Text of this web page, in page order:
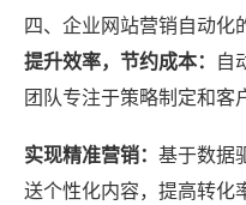
四、企业网站营销自动化
提升效率，节约成本：
自
团队专注于策略制定和客
实现精准营销： 基于数据
送个性化内容，提高转化